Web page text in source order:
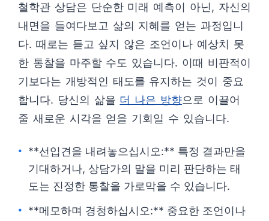
철학관 상담은 단순한 미래 예측이 아닌, 자신의
내면을 들여다보고 삶의 지혜를 얻는 과정입니
다. 때로는 듣고 싶지 않은 조언이나 예상치 못
한 통찰을 마주할 수도 있습니다. 이때 비판적이
기보다는 개방적인 태도를 유지하는 것이 중요
합니다. 당신의 삶을 더 나은 방향으로 이끌어
줄 새로운 시각을 얻을 기회일 수 있습니다.
**선입견을 내려놓으십시오:** 특정 결과만을
기대하거나, 상담가의 말을 미리 판단하는 태
도는 진정한 통찰을 가로막을 수 있습니다.
**메모하며 경청하십시오:** 중요한 조언이나